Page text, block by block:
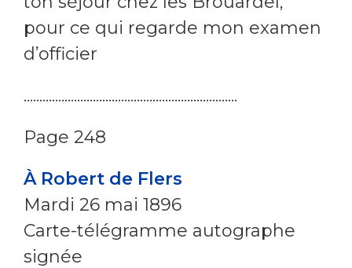
pour ce qui regarde mon examen
d’officier
....................................................................
Page 248
À Robert de Flers
Mardi 26 mai 1896
Carte-télégramme autographe
signée